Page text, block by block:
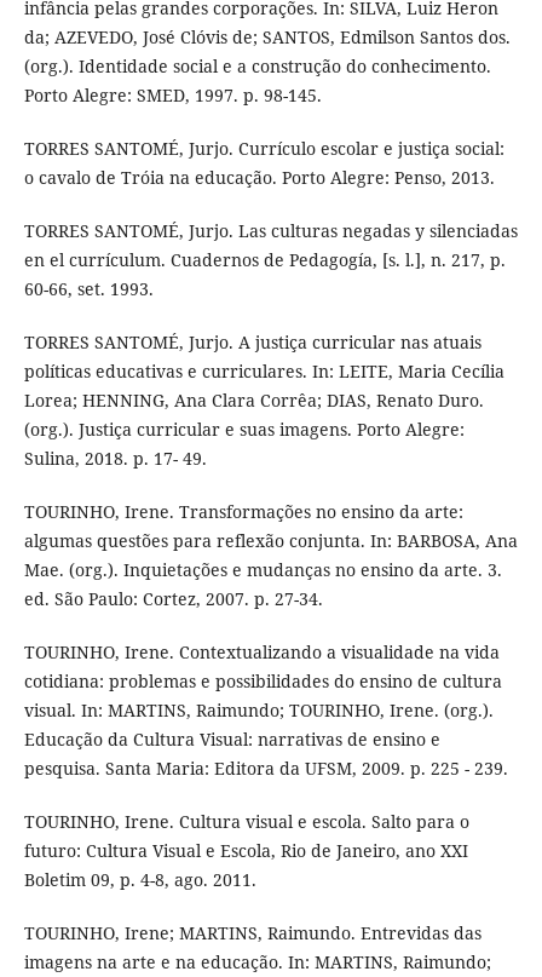
infância pelas grandes corporações. In: SILVA, Luiz Heron
da; AZEVEDO, José Clóvis de; SANTOS, Edmilson Santos dos.
(org.). Identidade social e a construção do conhecimento.
Porto Alegre: SMED, 1997. p. 98-145.
TORRES SANTOMÉ, Jurjo. Currículo escolar e justiça social:
o cavalo de Tróia na educação. Porto Alegre: Penso, 2013.
TORRES SANTOMÉ, Jurjo. Las culturas negadas y silenciadas
en el currículum. Cuadernos de Pedagogía, [s. l.], n. 217, p.
60-66, set. 1993.
TORRES SANTOMÉ, Jurjo. A justiça curricular nas atuais
políticas educativas e curriculares. In: LEITE, Maria Cecília
Lorea; HENNING, Ana Clara Corrêa; DIAS, Renato Duro.
(org.). Justiça curricular e suas imagens. Porto Alegre:
Sulina, 2018. p. 17- 49.
TOURINHO, Irene. Transformações no ensino da arte:
algumas questões para reflexão conjunta. In: BARBOSA, Ana
Mae. (org.). Inquietações e mudanças no ensino da arte. 3.
ed. São Paulo: Cortez, 2007. p. 27-34.
TOURINHO, Irene. Contextualizando a visualidade na vida
cotidiana: problemas e possibilidades do ensino de cultura
visual. In: MARTINS, Raimundo; TOURINHO, Irene. (org.).
Educação da Cultura Visual: narrativas de ensino e
pesquisa. Santa Maria: Editora da UFSM, 2009. p. 225 - 239.
TOURINHO, Irene. Cultura visual e escola. Salto para o
futuro: Cultura Visual e Escola, Rio de Janeiro, ano XXI
Boletim 09, p. 4-8, ago. 2011.
TOURINHO, Irene; MARTINS, Raimundo. Entrevidas das
imagens na arte e na educação. In: MARTINS, Raimundo;